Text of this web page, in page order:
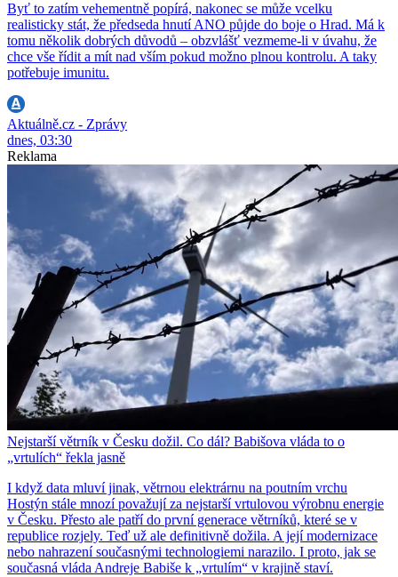
Byť to zatím vehementně popírá, nakonec se může vcelku
realisticky stát, že předseda hnutí ANO půjde do boje o Hrad. Má k
tomu několik dobrých důvodů – obzvlášť vezmeme-li v úvahu, že
chce vše řídit a mít nad vším pokud možno plnou kontrolu. A taky
potřebuje imunitu.
Aktuálně.cz - Zprávy
dnes, 03:30
Reklama
Nejstarší větrník v Česku dožil. Co dál? Babišova vláda to o
„vrtulích“ řekla jasně
I když data mluví jinak, větrnou elektrárnu na poutním vrchu
Hostýn stále mnozí považují za nejstarší vrtulovou výrobnu energie
v Česku. Přesto ale patří do první generace větrníků, které se v
republice rozjely. Teď už ale definitivně dožila. A její modernizace
nebo nahrazení současnými technologiemi narazilo. I proto, jak se
současná vláda Andreje Babiše k „vrtulím“ v krajině staví.